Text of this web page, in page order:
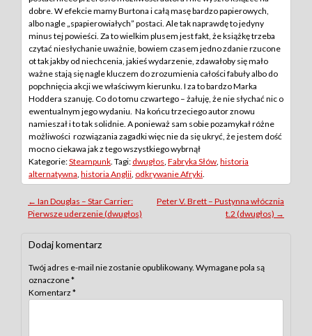
dobre. W efekcie mamy Burtona i całą masę bardzo papierowych,
albo nagle „spapierowiałych” postaci. Ale tak naprawdę to jedyny
minus tej powieści. Za to wielkim plusem jest fakt, że książkę trzeba
czytać niesłychanie uważnie, bowiem czasem jedno zdanie rzucone
ot tak jakby od niechcenia, jakieś wydarzenie, zdawałoby się mało
ważne stają się nagle kluczem do zrozumienia całości fabuły albo do
popchnięcia akcji we właściwym kierunku. I za to bardzo Marka
Hoddera szanuję. Co do tomu czwartego – żałuję, że nie słychać nic o
ewentualnym jego wydaniu. Na końcu trzeciego autor znowu
namieszał i to tak solidnie. A ponieważ sam sobie pozamykał różne
możliwości rozwiązania zagadki więc nie da się ukryć, że jestem dość
mocno ciekawa jak z tego wszystkiego wybrnął
Kategorie:Steampunk . Tagi: dwugłos Fabryka Słów historia
alternatywna historia Anglii odkrywanie Afryki
Post
navigation
← Ian Douglas – Star Carrier:
Pierwsze uderzenie (dwugłos)
Peter V. Brett – Pustynna włócznia
t.2 (dwugłos) →
Dodaj komentarz
Twój adres e-mail nie zostanie opublikowany. Wymagane pola są
oznaczone*
Komentarz *